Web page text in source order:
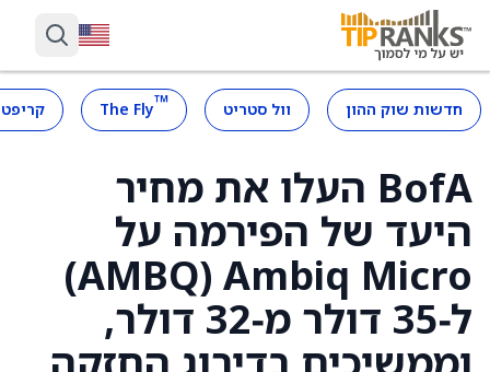
חדשות שוק ההון וול סטריט ™
The Fly
BofA העלו את מחיר
היעד של הפירמה על
Ambiq Micro ‏(AMBQ)
ל‑35 דולר מ‑32 דולר,